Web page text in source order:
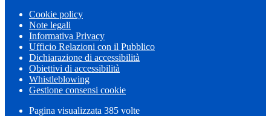
Cookie policy
Note legali
Informativa Privacy
Ufficio Relazioni con il Pubblico
Dichiarazione di accessibilità
Obiettivi di accessibilità
Whistleblowing
Gestione consensi cookie
Pagina visualizzata 385 volte